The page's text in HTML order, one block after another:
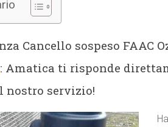
Cancello sospeso FAAC
: Amatica ti risponde
nostro servizio!